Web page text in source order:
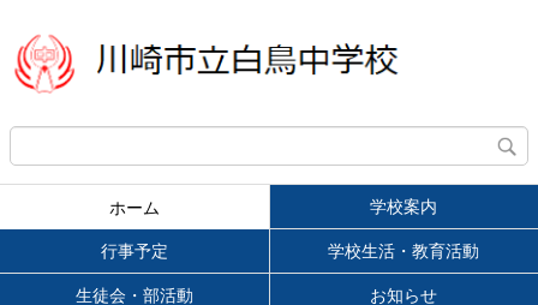
ホーム 学校案内
行事予定 学校生活・教育活動
生徒会・部活動 お知らせ